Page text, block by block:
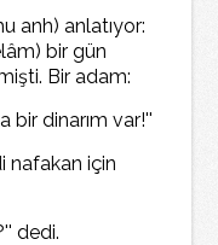
anh) anlatıyor:
bir gün
Bir adam:
bir dinarım var!''
nafakan için
dedi.